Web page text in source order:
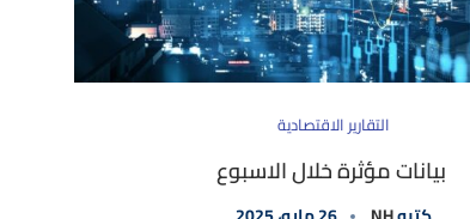
التقارير الاقتصادية
بيانات مؤثرة خلال الاسبوع